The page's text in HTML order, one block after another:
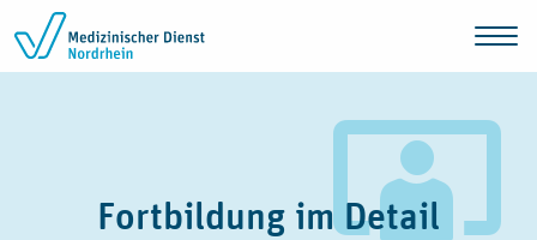
Zum Inhalt springen
Fortbildung im Detail